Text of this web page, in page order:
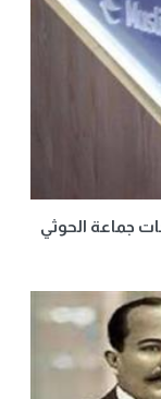
جماعة الحوثي